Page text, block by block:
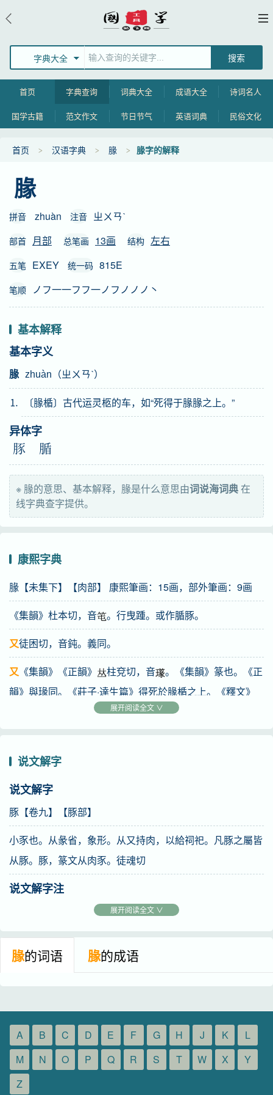
字典大全
首页 字典查询 词典大全 成语大全 诗词名人
国学古籍 范文作文 节日节气 英语词典 民俗文化
首页 汉语字典 腞 腞字的解释
腞
拼音 zhuàn 注音 ㄓㄨㄢˋ
部首 月部 总笔画 13画 结构 左右
五笔 EXEY 统一码 815E
笔顺 ノフ一一フフ一ノフノノノ丶
基本解释
基本字义
腞 zhuàn（ㄓㄨㄢˋ）
⒈ 〔腞楯〕古代运灵柩的车，如“死得于腞腞之上。”
异体字
豚 腯
※ 腞的意思、基本解释，腞是什么意思由词说海词典在
线字典查字提供。
康熙字典
腞【未集下】【肉部】 康熙筆画：15画，部外筆画：9画
《集韻》杜本切，音
。行曳踵。或作腯豚。
又徒困切，音鈍。義同。
又 《集韻》《正韻》 柱兗切，音
。《集韻》篆也。《正
韻》與瑑同。《莊子·達生篇》得死於腞楯之上。《釋文》
腞，猶篆也。腞楯，雕俎也。
義》腞。直轉反，又敕轉反。
又陁沒切，音揬。肥也。與腯同。
展开阅读全文 ∨
说文解字
说文解字
豚【卷九】【豚部】
小豕也。从彖省，象形。从又持肉，以給祠祀。凡豚之屬皆
从豚。豚，篆文从肉豕。徒魂切
说文解字注
）小豕也。方言。豬、其子或謂之豚。或謂之豯。从古
給祠祀也。凡祭宗廟之禮。豕曰剛鬛。豚曰腯肥。又、手
也。徒䰟切。十三部。凡？之屬皆从？。各本？作豚。誤。
不入豚於豕部附以古文？者、以有从？之？則不得不立此部
首也。爾雅音義曰。籒文作豚。玉篇亦曰。豚者、籒文。皆
誤。恐學者惑焉。故箸於此。
展开阅读全文 ∨
腞的词语 腞的成语
A B C D E F G H J K
L
M
N O P Q R S T W X
Y
Z